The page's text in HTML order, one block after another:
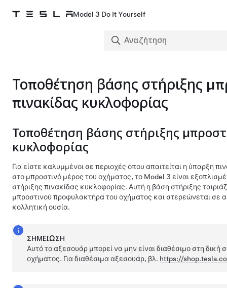
Model 3 Do It Yourself
Τοποθέτηση βάσης στήριξης
πινακίδας κυκλοφορίας
Τοποθέτηση βάσης στήριξης
κυκλοφορίας
Για είστε καλυμμένοι σε περιοχές όπου απαιτείται η ύπαρξη
στο μπροστινό μέρος του οχήματος, το Model 3 είναι
στήριξης πινακίδας κυκλοφορίας. Αυτή η βάση στήριξης
μπροστινού προφυλακτήρα του οχήματος και στερεώνεται σε
κολλητική ουσία.
ΣΗΜΕΊΩΣΗ
Αυτό το αξεσουάρ μπορεί να μην είναι διαθέσιμο στη δική
οχήματος. Για διαθέσιμα αξεσουάρ, βλ. https://